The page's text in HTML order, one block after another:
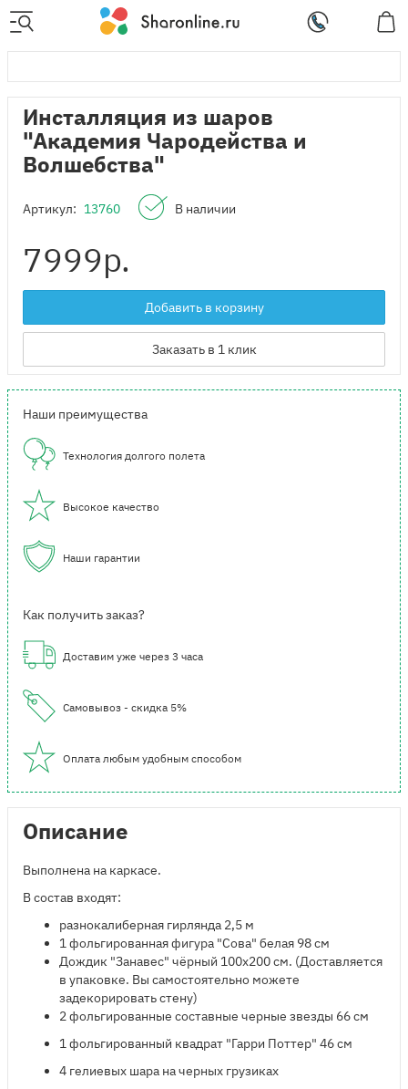
Инсталляция из шаров
"Академия Чародейства и
Волшебства"
Артикул: 13760 В наличии
7999р.
Добавить в корзину
Заказать в 1 клик
Наши преимущества
Технология долгого полета
Высокое качество
Наши гарантии
Как получить заказ?
Доставим уже через 3 часа
Самовывоз - скидка 5%
Оплата любым удобным способом
Описание
Выполнена на каркасе.
В состав входят:
​разнокалиберная гирлянда 2,5 м
1 фольгированная фигура "Сова" белая 98 см
Дождик "Занавес" чёрный 100x200 см. (Доставляется
в упаковке. Вы самостоятельно можете
задекорировать стену)
2 фольгированные составные черные звезды 66 см
1 фольгированный квадрат "Гарри Поттер" 46 см
4 гелиевых шара на черных грузиках